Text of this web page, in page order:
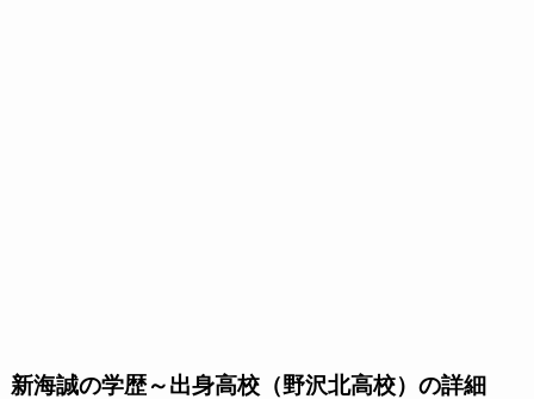
新海誠の学歴～出身高校（野沢北高校）の詳細